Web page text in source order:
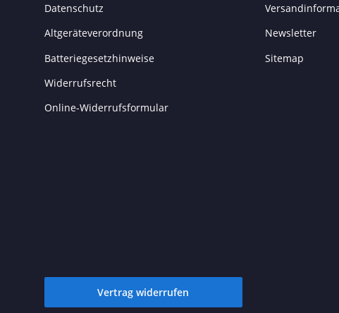
Datenschutz
Altgeräteverordnung
Batteriegesetzhinweise
Widerrufsrecht
Online-Widerrufsformular
Newsletter
Sitemap
Vertrag widerrufen